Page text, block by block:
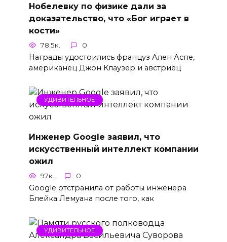
Нобелевку по физике дали за
доказательство, что «Бог играет в
кости»
78.5к. 0
Награды удостоились француз Ален Аспе,
американец Джон Клаузер и австриец
УДИВИТЕЛЬНОЕ
Инженер Google заявил, что
искусственный интеллект компании
ожил
97к. 0
Google отстранила от работы инженера
Блейка Лемуана после того, как
УДИВИТЕЛЬНОЕ